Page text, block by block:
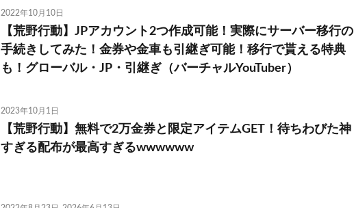
2022年10月10日
【荒野行動】JPアカウント2つ作成可能！実際にサーバー移行の
手続きしてみた！金券や金車も引継ぎ可能！移行で貰える特典
も！グローバル・JP・引継ぎ（バーチャルYouTuber）
2023年10月1日
【荒野行動】無料で2万金券と限定アイテムGET！待ちわびた神
すぎる配布が最高すぎるwwwwww